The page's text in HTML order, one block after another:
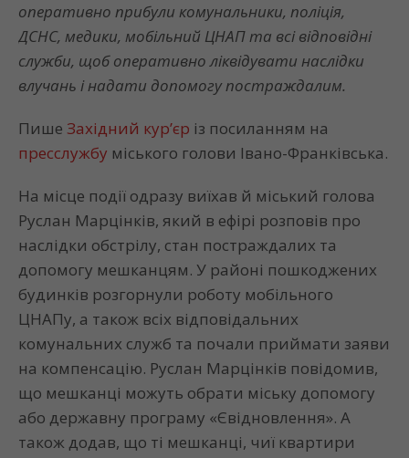
оперативно прибули комунальники, поліція,
ДСНС, медики, мобільний ЦНАП та всі відповідні
служби, щоб оперативно ліквідувати наслідки
влучань і надати допомогу постраждалим.
Пише Західний кур’єр із посиланням на
пресслужбу міського голови Івано-Франківська.
На місце події одразу виїхав й міський голова
Руслан Марцінків, який в ефірі розповів про
наслідки обстрілу, стан постраждалих та
допомогу мешканцям. У районі пошкоджених
будинків розгорнули роботу мобільного
ЦНАПу, а також всіх відповідальних
комунальних служб та почали приймати заяви
на компенсацію. Руслан Марцінків повідомив,
що мешканці можуть обрати міську допомогу
або державну програму «Євідновлення». А
також додав, що ті мешканці, чиї квартири